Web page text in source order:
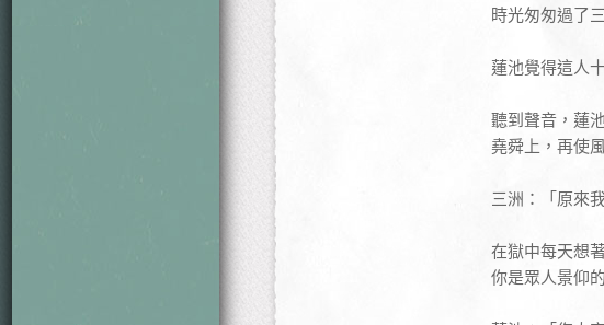
時光匆匆過了
蓮池覺得這人
聽到聲音，蓮
堯舜上，再使
三洲：「原來
在獄中每天想
你是眾人景仰